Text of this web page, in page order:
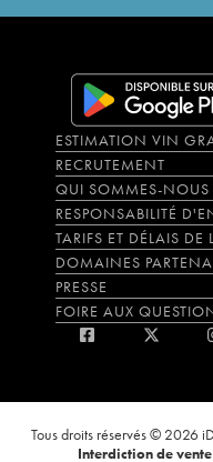
ESTIMATION VIN
RECRUTEMENT
QUI SOMMES-NOUS
RESPONSABILITÉ
TARIFS ET DÉLAIS DE
DOMAINES
PRESSE
FOIRE AUX
Tous droits réservés © 2026
Interdiction de